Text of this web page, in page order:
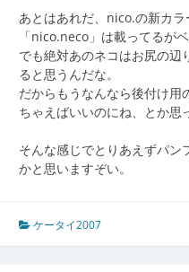
あとはあれだ、nico.の新カラ
「nico.neco」は載ってるが
でも絶対あのネコはお尻の辺
ると思うんだな。
だからもうなんなら後付け用
ちゃえばいいのにね、とか思
そんな感じでとりあえずパン
かと思いますぞい。
ケータイ2007